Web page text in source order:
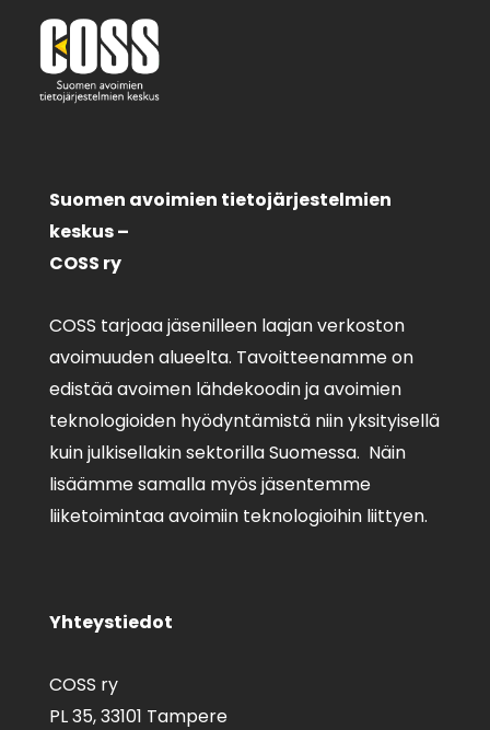
Suomen avoimien tietojärjestelmien
keskus –
COSS ry
COSS tarjoaa jäsenilleen laajan verkoston
avoimuuden alueelta. Tavoitteenamme on
edistää avoimen lähdekoodin ja avoimien
teknologioiden hyödyntämistä niin yksityisellä
kuin julkisellakin sektorilla Suomessa. Näin
lisäämme samalla myös jäsentemme
liiketoimintaa avoimiin teknologioihin liittyen.
Yhteystiedot
COSS ry
PL 35,33101 Tampere